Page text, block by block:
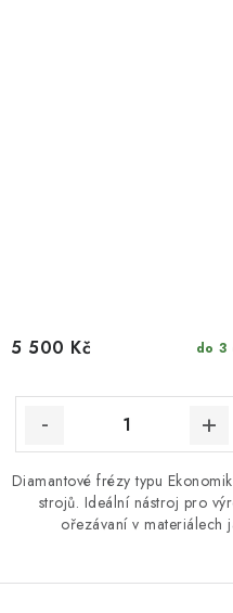
do 3
5 500 Kč
Diamantové frézy typu
strojů. Ideální nástroj pro
ořezávaní v materiálech